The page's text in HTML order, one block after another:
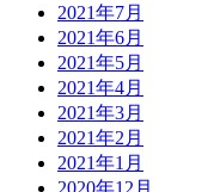
2021年7月
2021年6月
2021年5月
2021年4月
2021年3月
2021年2月
2021年1月